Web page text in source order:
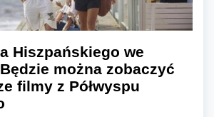
Hiszpańskiego we
można zobaczyć
filmy z Półwyspu